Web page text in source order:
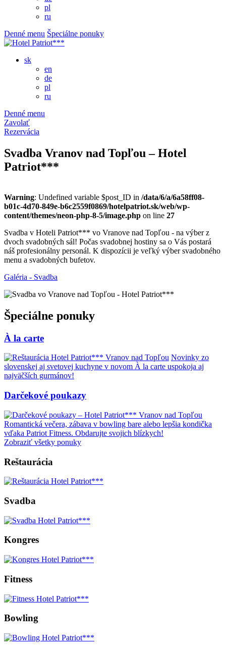
pl
ru
Denné menu Špeciálne ponuky
sk
en
de
pl
ru
Denné menu
Zavolať
Rezervácia
Svadba Vranov nad Topľou – Hotel
Patriot***
Warning: Undefined variable $post_ID in /data/6/a/6a58ff08-
b01c-4d70-849e-b6c2559f0869/hotelpatriot.sk/web/wp-
content/themes/neon-php-8-5/image.php on line 27
Svadba v Hoteli Patriot*** vo Vranove nad Topľou - na výber z
dvoch svadobných sál! Počas svadobnej hostiny sa o Vás postará
náš profesionálny personál. K dispozícii je veľký výber svadobného
menu a svadobných bufetov.
Galéria - Svadba
Špeciálne ponuky
À la carte
Novinky zo
slovenskej aj svetovej kuchyne v novom À la carte uspokoja aj
najväčších gurmánov!
Darčekové poukazy
Romantická večera, zábava v bowling bare alebo lepšia kondička
vďaka Patriot Fitness. Obdarujte svojich blízkych!
Zobraziť všetky ponuky
Reštaurácia
Svadba
Kongres
Fitness
Bowling